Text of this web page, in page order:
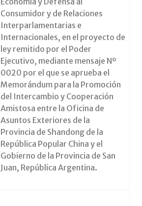
Consumidor y de Relaciones
Interparlamentarias e
Internacionales, en el proyecto de
ley remitido por el Poder
Ejecutivo, mediante mensaje Nº
0020 por el que se aprueba el
Memorándum para la Promoción
del Intercambio y Cooperación
Amistosa entre la Oficina de
Asuntos Exteriores de la
Provincia de Shandong de la
República Popular China y el
Gobierno de la Provincia de San
Juan, República Argentina.